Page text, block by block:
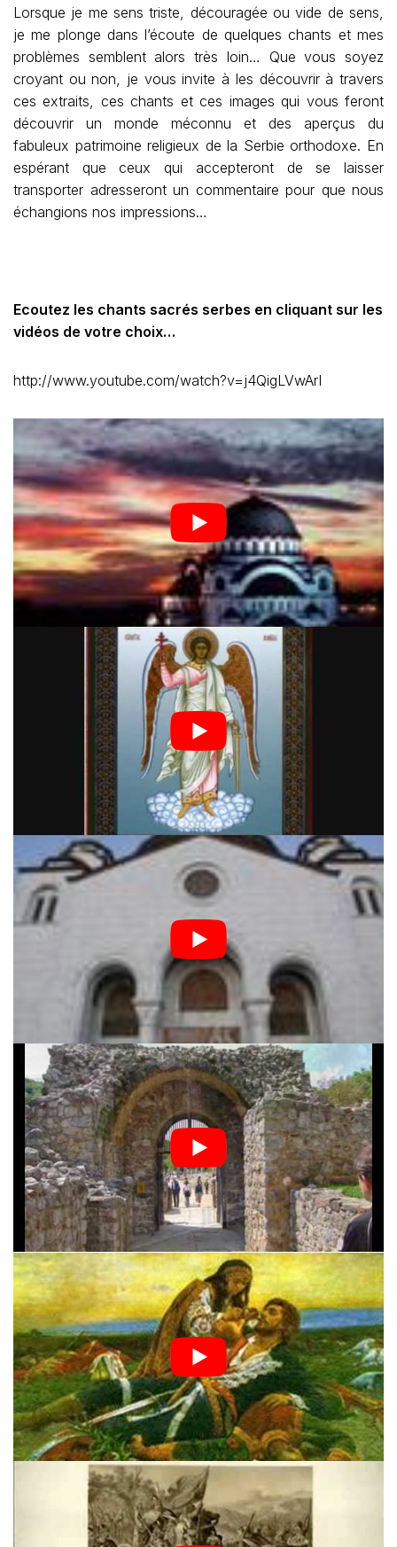
Lorsque je me sens triste, découragée ou vide de sens,
je me plonge dans l’écoute de quelques chants et mes
problèmes semblent alors très loin… Que vous soyez
croyant ou non, je vous invite à les découvrir à travers
ces extraits, ces chants et ces images qui vous feront
découvrir un monde méconnu et des aperçus du
fabuleux patrimoine religieux de la Serbie orthodoxe. En
espérant que ceux qui accepteront de se laisser
transporter adresseront un commentaire pour que nous
échangions nos impressions…
Ecoutez les chants sacrés serbes en cliquant sur les
vidéos de votre choix…
http://www.youtube.com/watch?v=j4QigLVwArI